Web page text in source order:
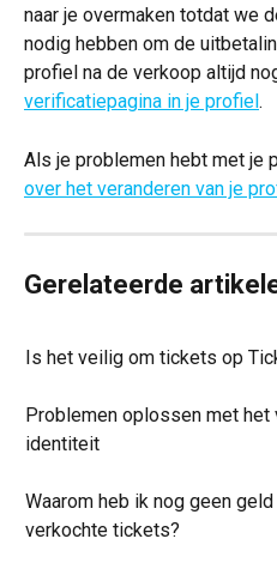
naar je overmaken totdat we
nodig hebben om de
profiel na de verkoop altijd
verificatiepagina in je profiel .
Als je problemen hebt met je
over het veranderen van je
Gerelateerde
Is het veilig om tickets op
Problemen oplossen met het
identiteit
Waarom heb ik nog geen
verkochte tickets?